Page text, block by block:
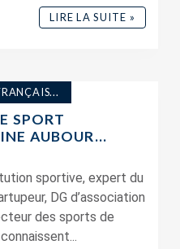
LIRE LA SUITE »
SPORT
AUBOUR...
sportive, expert du
DG d’association
des sports de